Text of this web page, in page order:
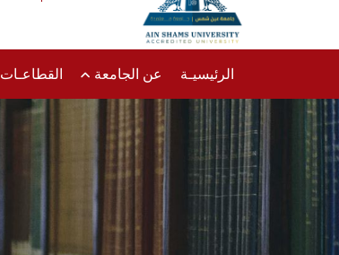
الرئيسيـة عن الجامعة القطاعـات